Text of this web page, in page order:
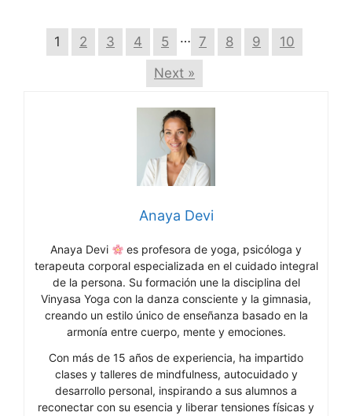
1 2 3 4 5 … 7 8 9
10
Next »
Anaya Devi
Anaya Devi
es profesora de yoga, psicóloga y
terapeuta corporal especializada en el cuidado integral
de la persona. Su formación une la disciplina del
Vinyasa Yoga con la danza consciente y la gimnasia,
creando un estilo único de enseñanza basado en la
armonía entre cuerpo, mente y emociones.
Con más de 15 años de experiencia, ha impartido
clases y talleres de mindfulness, autocuidado y
desarrollo personal, inspirando a sus alumnos a
reconectar con su esencia y liberar tensiones físicas y